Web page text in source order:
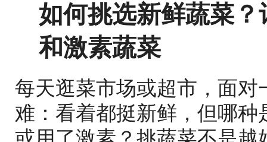
如何挑选新鲜蔬菜
和激素蔬菜
每天逛菜市场或超市，面
难：看着都挺新鲜，但哪